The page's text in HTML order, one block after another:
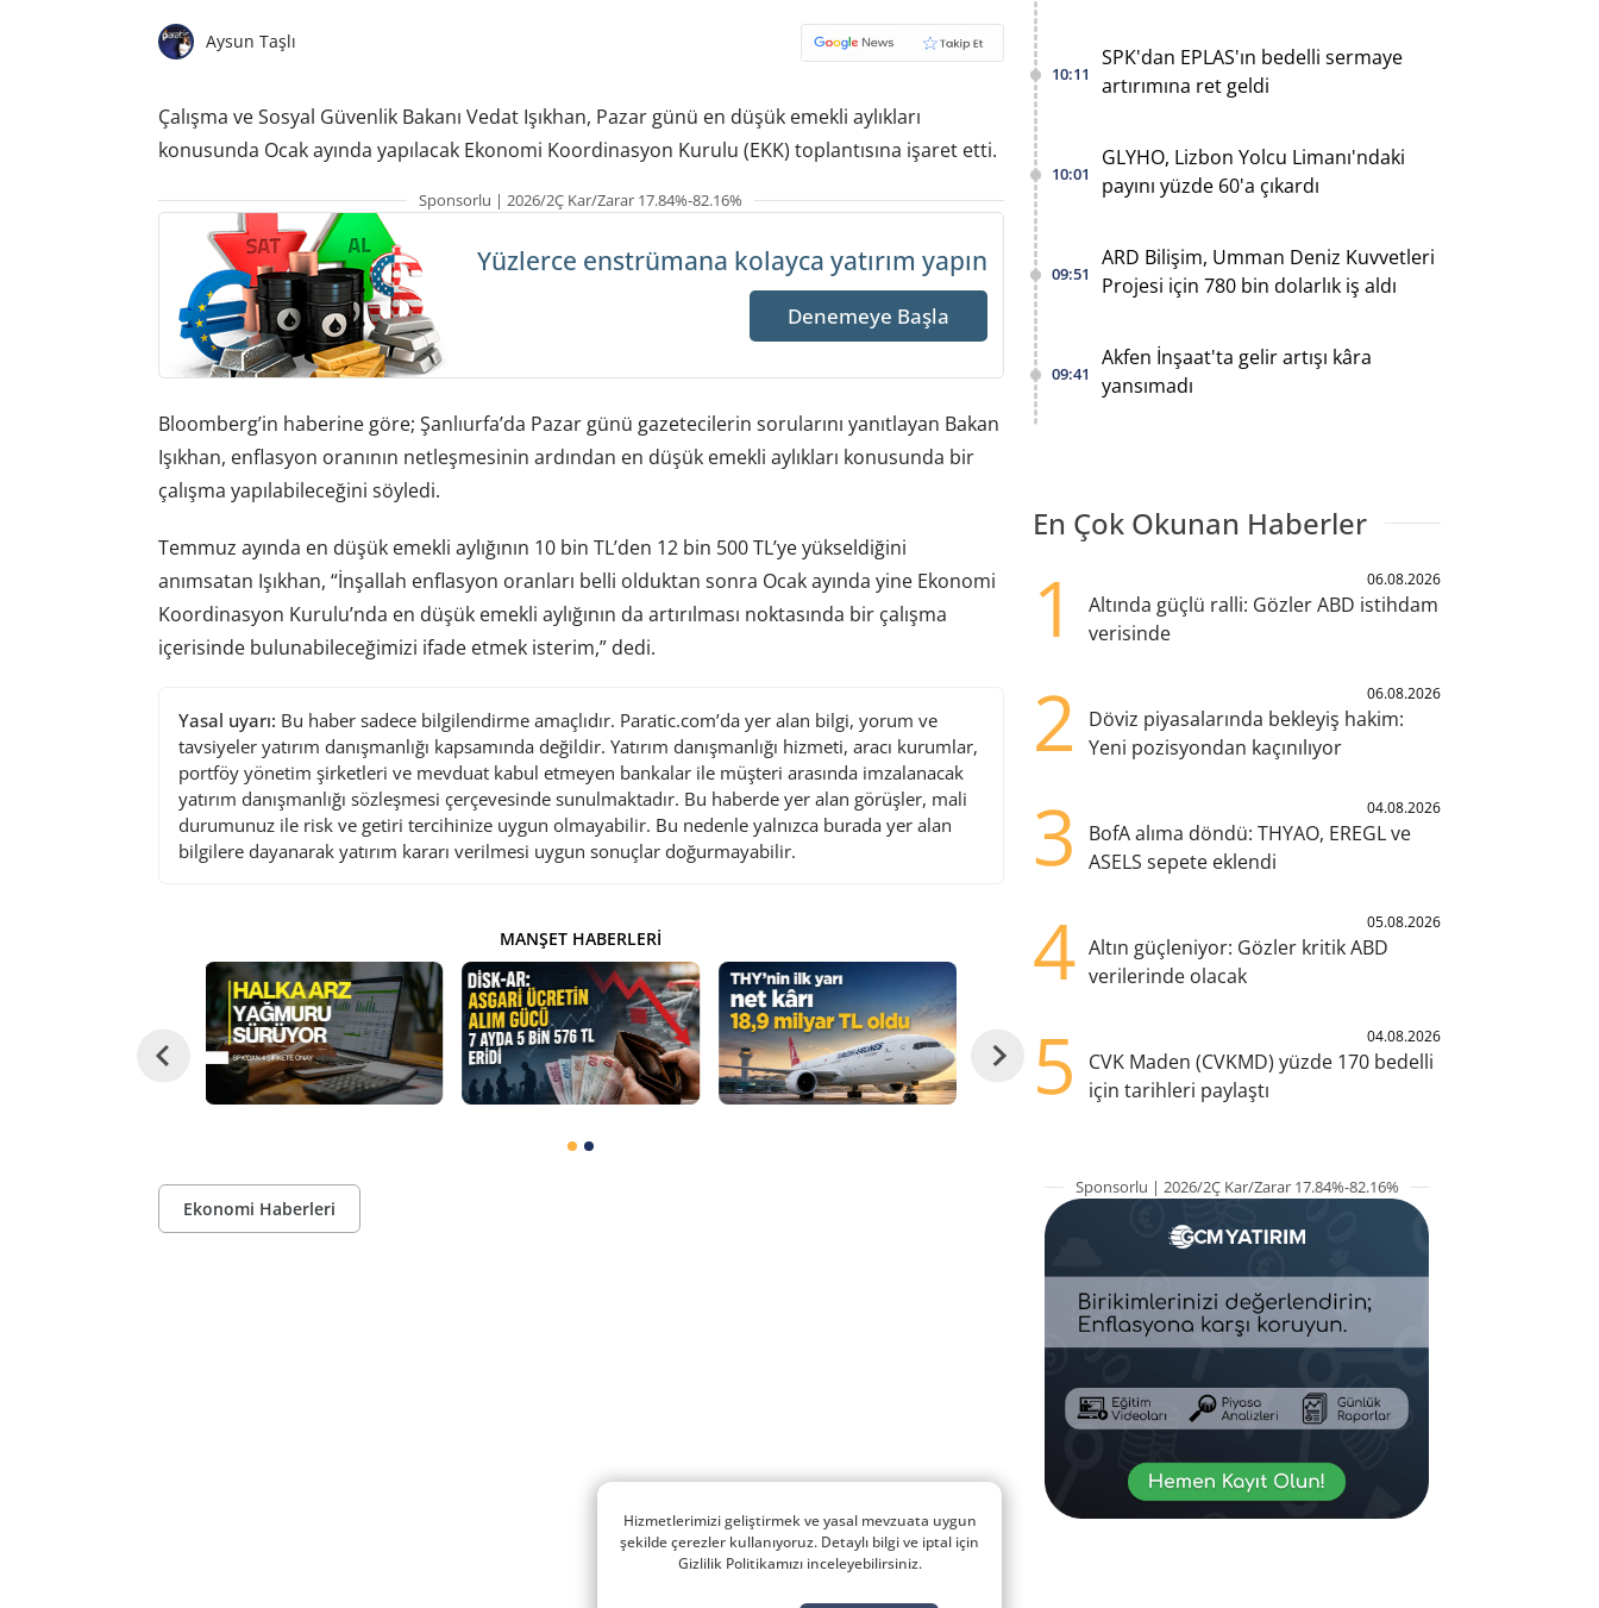
Aysun Taşlı
Çalışma ve Sosyal Güvenlik Bakanı Vedat Işıkhan, Pazar günü en düşük emekli aylıkları
konusunda Ocak ayında yapılacak Ekonomi Koordinasyon Kurulu (EKK) toplantısına işaret etti.
Sponsorlu | 2026/2Ç Kar/Zarar 17.84%-82.16%
Yüzlerce enstrümana kolayca yatırım yapın
Denemeye Başla
Bloomberg’in haberine göre; Şanlıurfa’da Pazar günü gazetecilerin sorularını yanıtlayan Bakan
Işıkhan, enflasyon oranının netleşmesinin ardından en düşük emekli aylıkları konusunda bir
çalışma yapılabileceğini söyledi.
Temmuz ayında en düşük emekli aylığının 10 bin TL’den 12 bin 500 TL’ye yükseldiğini
anımsatan Işıkhan, “İnşallah enflasyon oranları belli olduktan sonra Ocak ayında yine Ekonomi
Koordinasyon Kurulu’nda en düşük emekli aylığının da artırılması noktasında bir çalışma
içerisinde bulunabileceğimizi ifade etmek isterim,” dedi.
Yasal uyarı: Bu haber sadece bilgilendirme amaçlıdır. Paratic.com’da yer alan bilgi, yorum ve
tavsiyeler yatırım danışmanlığı kapsamında değildir. Yatırım danışmanlığı hizmeti, aracı kurumlar,
portföy yönetim şirketleri ve mevduat kabul etmeyen bankalar ile müşteri arasında imzalanacak
yatırım danışmanlığı sözleşmesi çerçevesinde sunulmaktadır. Bu haberde yer alan görüşler, mali
durumunuz ile risk ve getiri tercihinize uygun olmayabilir. Bu nedenle yalnızca burada yer alan
bilgilere dayanarak yatırım kararı verilmesi uygun sonuçlar doğurmayabilir.
MANŞET HABERLERI
Ekonomi Haberleri
10:11
SPK'dan EPLAS'ın bedelli sermaye
artırımına ret geldi
10:01
GLYHO, Lizbon Yolcu Limanı'ndaki
payını yüzde 60'a çıkardı
09:51
ARD Bilişim, Umman Deniz Kuvvetleri
Projesi için 780 bin dolarlık iş aldı
09:41
Akfen İnşaat'ta gelir artışı kâra
yansımadı
En Çok Okunan Haberler
1 06.08.2026
Altında güçlü ralli: Gözler ABD istihdam
verisinde
2 06.08.2026
Döviz piyasalarında bekleyiş hakim:
Yeni pozisyondan kaçınılıyor
3 04.08.2026
BofA alıma döndü: THYAO, EREGL ve
ASELS sepete eklendi
4 05.08.2026
Altın güçleniyor: Gözler kritik ABD
verilerinde olacak
5 04.08.2026
CVK Maden (CVKMD) yüzde 170 bedelli
için tarihleri paylaştı
Sponsorlu | 2026/2Ç Kar/Zarar 17.84%-82.16%
Hizmetlerimizi geliştirmek ve yasal mevzuata uygun
şekilde çerezler kullanıyoruz. Detaylı bilgi ve iptal için
Gizlilik Politikamızı inceleyebilirsiniz.